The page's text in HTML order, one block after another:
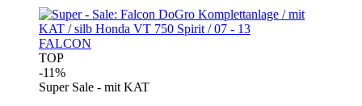
FALCON
TOP
-11%
Super Sale - mit KAT